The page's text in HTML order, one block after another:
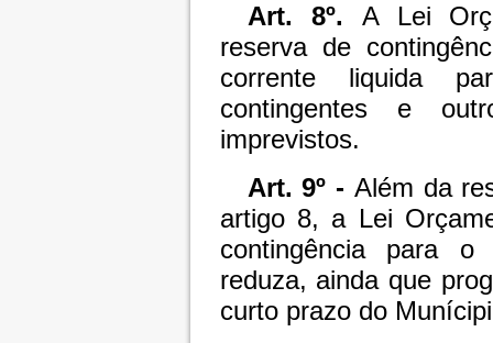
Art. 8º. A Lei
reserva de
corrente liquida
contingentes e
imprevistos.
Art. 9º - Além da
artigo 8, a Lei
contingência para o
reduza, ainda que
curto prazo do